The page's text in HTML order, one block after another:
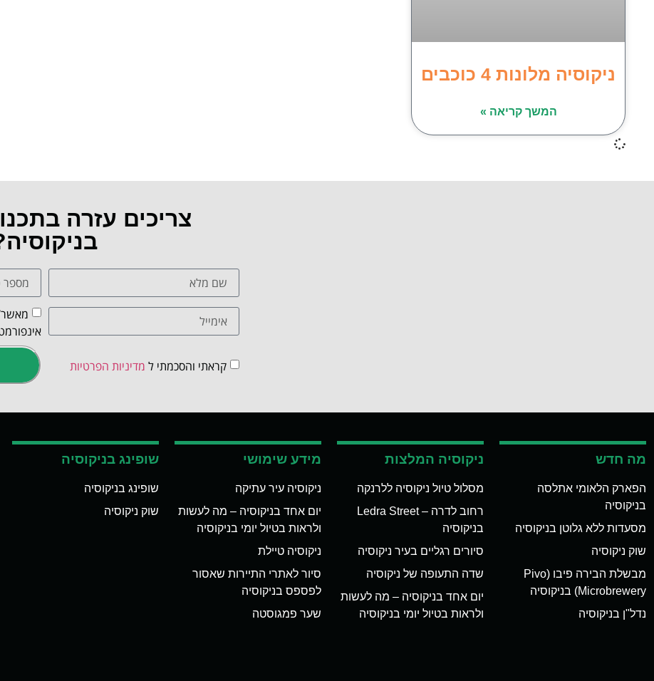
ניקוסיה מלונות 4 כוכבים
המשך קריאה »
צריכים עזרה
קראתי והסכמתי ל מדיניות הפרטיות
מה חדש
הפארק הלאומי אתלסה
בניקוסיה
מסעדות ללא גלוטן בניקוסיה
שוק ניקוסיה
מבשלת הבירה פיבו (Pivo
Microbrewery) בניקוסיה
נדל"ן בניקוסיה
ניקוסיה המלצות
מסלול טיול ניקוסיה ללרנקה
רחוב לדרה – Ledra Street
בניקוסיה
סיורים רגליים בעיר ניקוסיה
שדה התעופה של ניקוסיה
יום אחד בניקוסיה – מה לעשות
ולראות בטיול יומי בניקוסיה
מידע שימושי
ניקוסיה עיר עתיקה
יום אחד בניקוסיה – מה לעשות
ולראות בטיול יומי בניקוסיה
ניקוסיה טיילת
סיור לאתרי התיירות שאסור
לפספס בניקוסיה
שער פמגוסטה
שופינג בניקוסיה
שופינג בניקוסיה
שוק ניקוסיה